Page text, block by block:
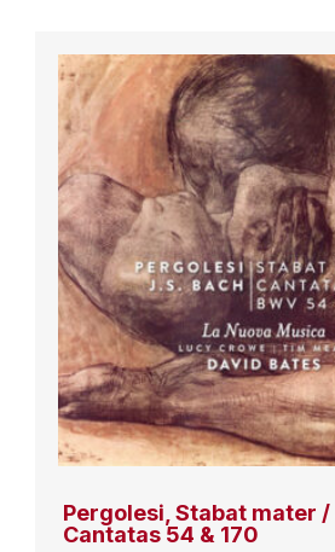
Pergolesi, Stabat mater /
Cantatas 54 & 170